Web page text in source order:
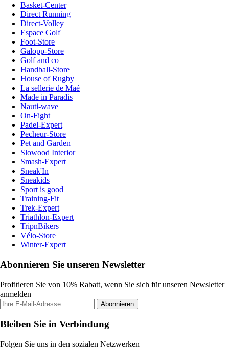
Basket-Center
Direct Running
Direct-Volley
Espace Golf
Foot-Store
Galopp-Store
Golf and co
Handball-Store
House of Rugby
La sellerie de Maé
Made in Paradis
Nauti-wave
On-Fight
Padel-Expert
Pecheur-Store
Pet and Garden
Slowood Interior
Smash-Expert
Sneak'In
Sneakids
Sport is good
Training-Fit
Trek-Expert
Triathlon-Expert
TripnBikers
Vélo-Store
Winter-Expert
Abonnieren Sie unseren Newsletter
Profitieren Sie von 10% Rabatt, wenn Sie sich für unseren Newsletter
anmelden
Abonnieren
Bleiben Sie in Verbindung
Folgen Sie uns in den sozialen Netzwerken